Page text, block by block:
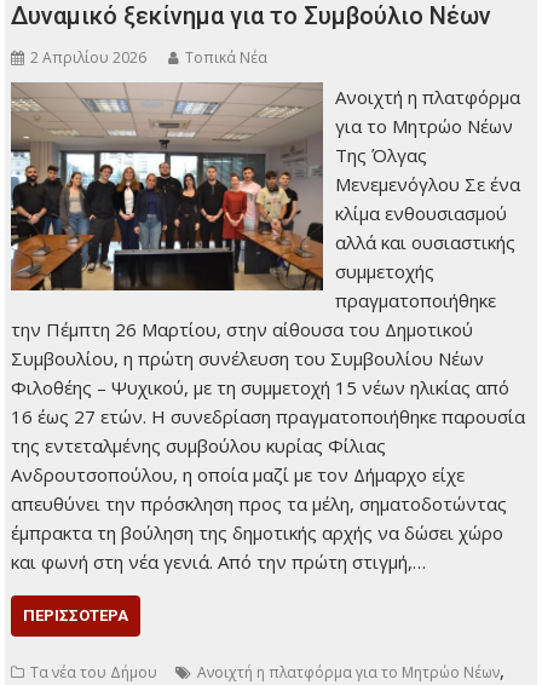
Δυναμικό ξεκίνημα για το Συμβούλιο Νέων
2 Απριλίου 2026 Τοπικά Νέα
Ανοιχτή η πλατφόρμα
για το Μητρώο Νέων
Της Όλγας
Μενεμενόγλου Σε ένα
κλίμα ενθουσιασμού
αλλά και ουσιαστικής
συμμετοχής
πραγματοποιήθηκε
την Πέμπτη 26 Μαρτίου, στην αίθουσα του Δημοτικού
Συμβουλίου, η πρώτη συνέλευση του Συμβουλίου Νέων
Φιλοθέης – Ψυχικού, με τη συμμετοχή 15 νέων ηλικίας από
16 έως 27 ετών. Η συνεδρίαση πραγματοποιήθηκε παρουσία
της εντεταλμένης συμβούλου κυρίας Φίλιας
Ανδρουτσοπούλου, η οποία μαζί με τον Δήμαρχο είχε
απευθύνει την πρόσκληση προς τα μέλη, σηματοδοτώντας
έμπρακτα τη βούληση της δημοτικής αρχής να δώσει χώρο
και φωνή στη νέα γενιά. Από την πρώτη στιγμή,…
ΠΕΡΙΣΣΌΤΕΡΑ
Τα νέα του Δήμου Ανοιχτή η πλατφόρμα για το Μητρώο Νέων,